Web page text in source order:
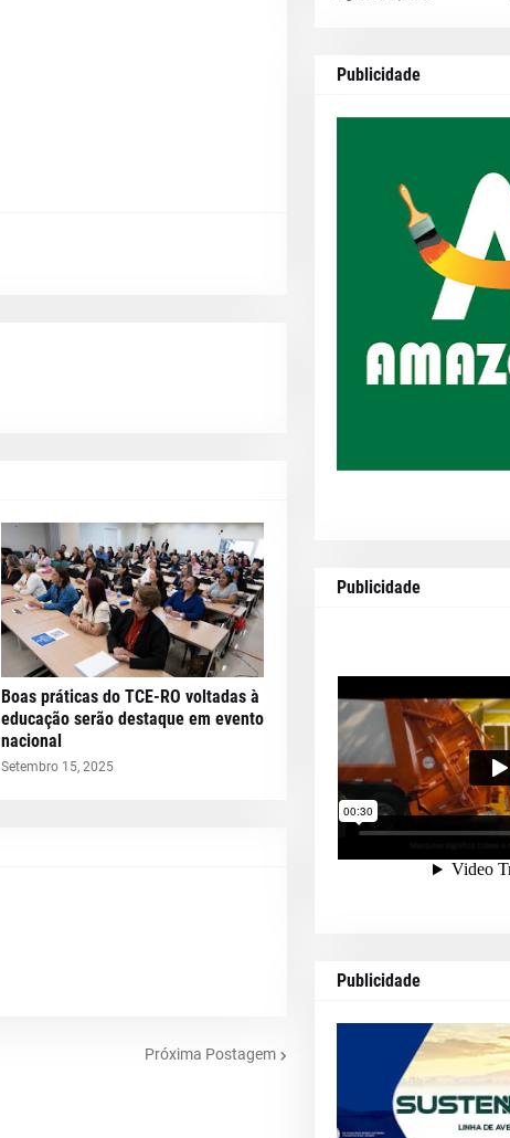
Boas práticas do TCE-RO voltadas à
educação serão destaque em evento
nacional
Setembro 15, 2025
Próxima Postagem
Publicidade
Publicidade
Publicidade